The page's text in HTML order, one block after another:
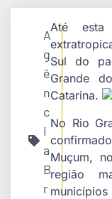
A
g
ê
n
c
i
a
B
r
Até
Sul do
Grande
Catarina.
No Rio
Muçum,
região